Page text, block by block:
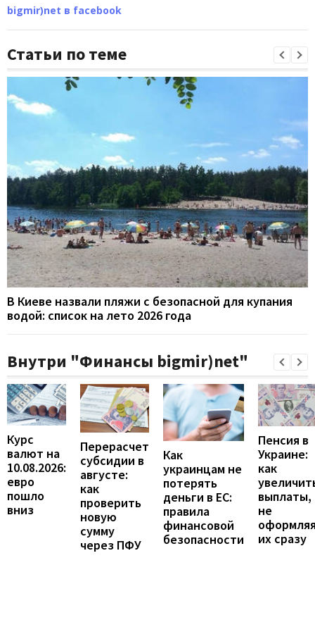
bigmir)net в facebook
Статьи по теме
В Киеве назвали пляжи с безопасной для купания
водой: список на лето 2026 года
Внутри "Финансы bigmir)net"
Курс
валют на
10.08.2026:
евро
пошло
вниз
Перерасчет
субсидии в
августе:
как
проверить
новую
сумму
через ПФУ
Как
украинцам не
потерять
деньги в ЕС:
правила
финансовой
безопасности
Пенсия в
Украине:
как
выплаты,
не
их сразу